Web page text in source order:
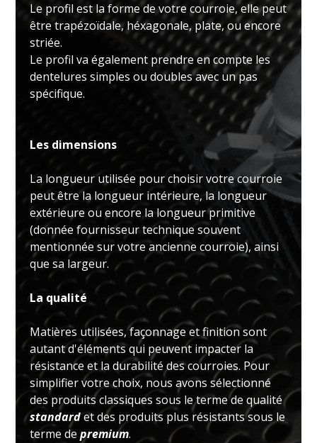
Le profil est la forme de votre courroie, elle peut
être trapézoïdale, héxagonale, plate, ou encore
striée.
Le profil va également prendre en compte les
dentelures simples ou doubles avec un pas
spécifique.
Les dimensions
La longueur utilisée pour choisir votre courroie
peut être la longueur intérieure, la longueur
extérieure ou encore la longueur primitive
(donnée fournisseur technique souvent
mentionnée sur votre ancienne courroie), ainsi
que sa largeur.
La qualité
Matières utilisées, façonnage et finition sont
autant d'éléments qui peuvent impacter la
résistance et la durabilité des courroies. Pour
simplifier votre choix, nous avons sélectionné
des produits classiques sous le terme de qualité
standardet des produits plus résistants sous le
terme depremium.